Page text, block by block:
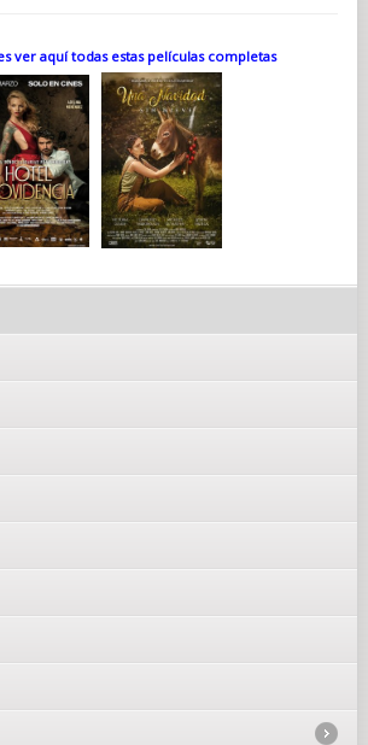
ver aquí todas estas películas completas